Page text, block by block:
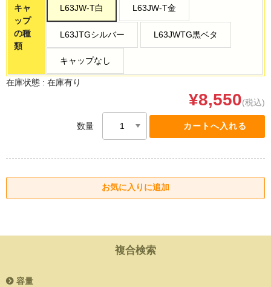
キャ
ップ
の種
類
L63JW-T白 L63JW-T金
L63JTGシルバー L63JWTG黒ベタ
キャップなし
在庫状態 : 在庫有り
¥8,550(税込)
数量
複合検索
容量